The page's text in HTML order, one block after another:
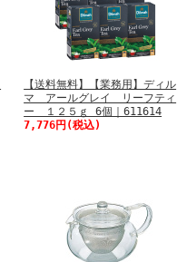
【送料無料】【業務用】ディル
マ アールグレイ リーフティ
ー １２５ｇ 6個｜611614
7,776円(税込)